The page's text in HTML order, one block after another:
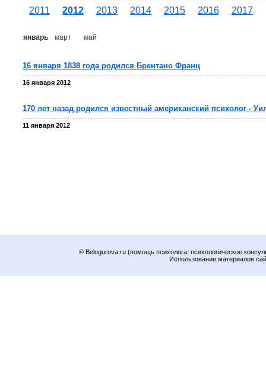
2011 2012 2013 2014 2015 2016 2017
январь март май
16 января 1838 года родился Брентано Франц
16 января 2012
170 лет назад родился известный американский психолог -
11 января 2012
© Belogurova.ru (помощь психолога, психологическое
Использование материалов